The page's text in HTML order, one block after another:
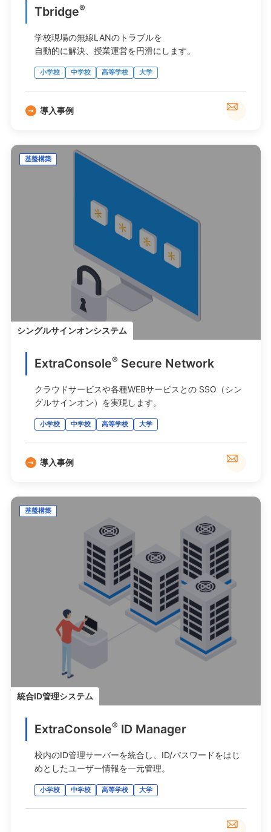
Tbridge®
学校現場の無線LANのトラブルを
自動的に解決、授業運営を円滑にします。
小学校 中学校 高等学校 大学
導入事例
基盤構築
シングルサインオンシステム
ExtraConsole® Secure Network
クラウドサービスや各種WEBサービスとの SSO（シン
グルサインオン）を実現します。
小学校 中学校 高等学校 大学
導入事例
基盤構築
統合ID管理システム
ExtraConsole® ID Manager
校内のID管理サーバーを統合し、ID/パスワードをはじ
めとしたユーザー情報を一元管理。
小学校 中学校 高等学校 大学